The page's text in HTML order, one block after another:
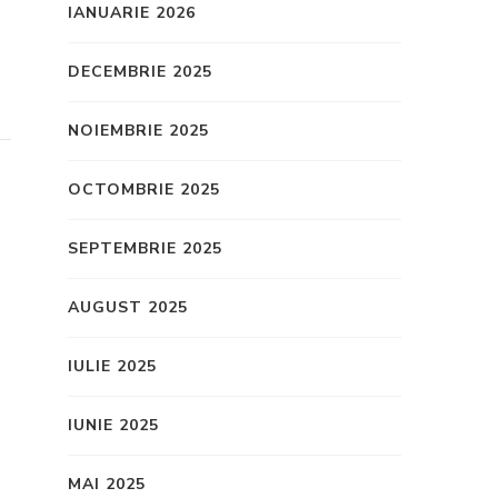
IANUARIE 2026
DECEMBRIE 2025
NOIEMBRIE 2025
OCTOMBRIE 2025
SEPTEMBRIE 2025
AUGUST 2025
IULIE 2025
IUNIE 2025
MAI 2025